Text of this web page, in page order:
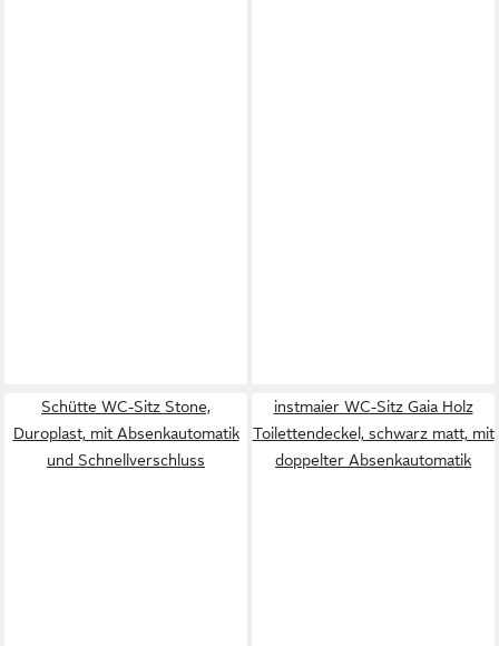
Schütte WC-Sitz Stone,
Duroplast, mit Absenkautomatik
und Schnellverschluss
instmaier WC-Sitz Gaia Holz
Toilettendeckel, schwarz matt, mit
doppelter Absenkautomatik